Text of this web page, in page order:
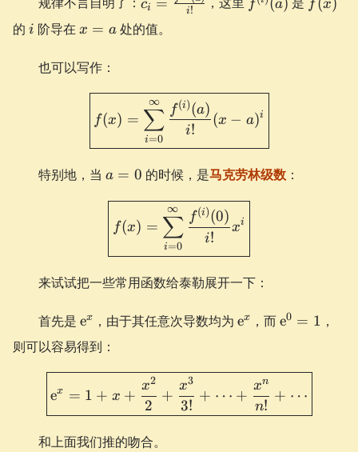
\frac{f^{(i)}
(a)}{i!}
ci i!
(a)
f a f x
的 i
i 阶导在 x=a
x = a处的值。
也可以写作：
\boxed{ f(x) =
f(x) =
i=0
∑
∞
i!
f(i)(a)
(x − a)i
特别地，当 a=0
a = 0 的时候，是马克劳林级数：
\boxed{ f(x) =
f(x) =
i=0
∑
∞
i!
f(i)(0)
xi
来试试把一些常用函数给泰勒展开一下：
首先是 \e^x
ex ，由于其任意次导数均为 \e^x
ex ，而\e^{0}
e0 = 1 ，
则可以容易得到：
\boxed{ \e^{x} = 1 + x
ex = 1 + x +
2
x2
+
3!
x3
+ ⋯ +
n!
xn
+ ⋯
和上面我们推的吻合。